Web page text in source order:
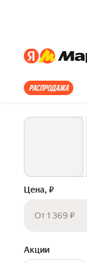
ЯндексЯндекс
Все хиты
Из-за рубежа
Цена, ₽
От 1 369 ₽
Акции